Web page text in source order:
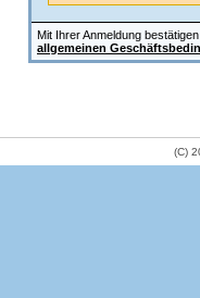
Mit Ihrer Anmeldung
allgemeinen
(C)